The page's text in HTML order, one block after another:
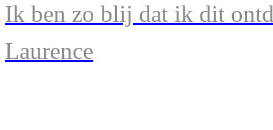
Ik ben zo blij dat ik dit
Laurence